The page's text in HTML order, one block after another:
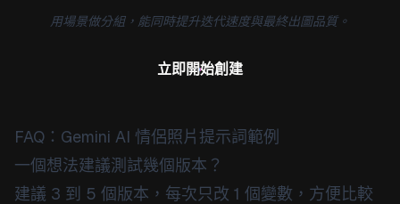
用場景做分組，能同時提升迭代速度與最終出圖品質。
立即開始創建
FAQ：Gemini AI 情侶照片提示詞範例
一個想法建議測試幾個版本？
建議 3 到 5 個版本，每次只改 1 個變數，方便比較